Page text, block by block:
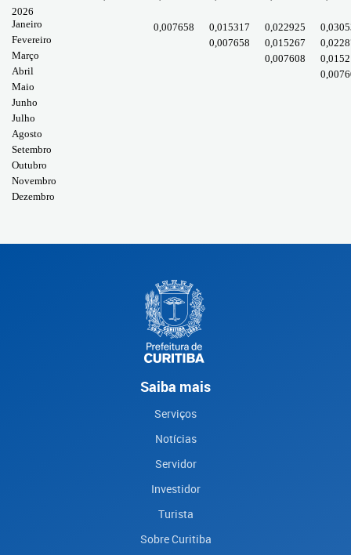
2026
Janeiro
0,007658 0,015317 0,022925
Fevereiro
0,007658 0,015267
Março
0,007608
Abril
Maio
Junho
Julho
Agosto
Setembro
Outubro
Novembro
Dezembro
Saiba mais
Serviços
Notícias
Servidor
Investidor
Turista
Sobre Curitiba